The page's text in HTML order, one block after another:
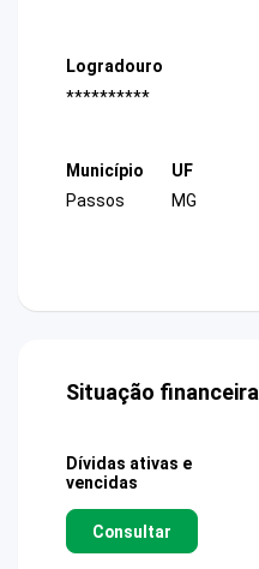
Logradouro
**********
Município
Passos
UF
MG
Situação financeira
Dívidas ativas e
vencidas
Consultar